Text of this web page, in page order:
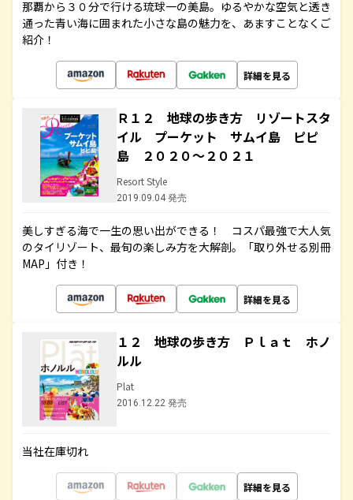
那覇から３０分で行ける琉球一の美島。ゆるやかな空気と透き
通った青い海に囲まれた小さな島の魅力を、あますことなくご
紹介！
詳細を見る
Ｒ１２ 地球の歩き方 リゾートスタ
イル プーケット サムイ島 ピピ
島 ２０２０～２０２１
Resort Style
2019.09.04 発売
美しすぎる海で一生の思い出ができる！ コスパ最強で大人気
のタイリゾート、最旬の楽しみ方を大解剖。「取り外せる別冊
MAP」付き！
詳細を見る
１２ 地球の歩き方 Ｐｌａｔ ホノ
ルル
Plat
2016.12.22 発売
当社在庫切れ
詳細を見る